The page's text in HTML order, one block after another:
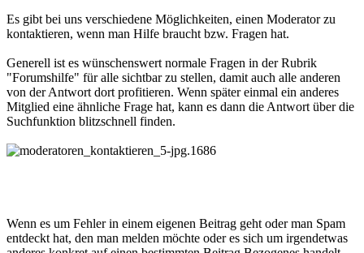
Es gibt bei uns verschiedene Möglichkeiten, einen Moderator zu
kontaktieren, wenn man Hilfe braucht bzw. Fragen hat.
Generell ist es wünschenswert normale Fragen in der Rubrik
"Forumshilfe" für alle sichtbar zu stellen, damit auch alle anderen
von der Antwort dort profitieren. Wenn später einmal ein anderes
Mitglied eine ähnliche Frage hat, kann es dann die Antwort über die
Suchfunktion blitzschnell finden.
Wenn es um Fehler in einem eigenen Beitrag geht oder man Spam
entdeckt hat, den man melden möchte oder es sich um irgendetwas